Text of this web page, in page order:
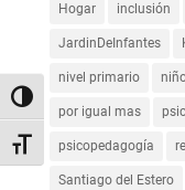
Alternar alto contraste
Alternar tamaño de letra
Hogar inclusión
JardinDeInfantes
nivel primario
por igual mas
psicopedagogía
Santiago del Estero